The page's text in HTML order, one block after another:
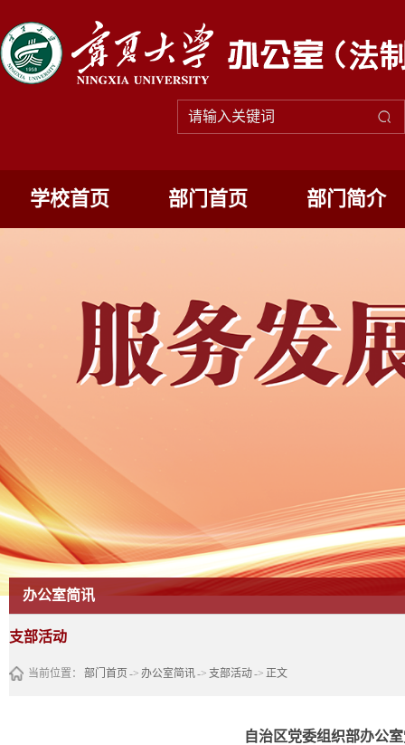
学校首页 部门首页 部门简介
办公室简讯
支部活动
当前位置： 部门首页 -> 办公室简讯-> 支部活动-> 正文
自治区党委组织部办公